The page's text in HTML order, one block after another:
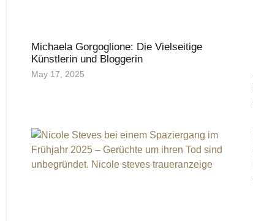
Michaela Gorgoglione: Die Vielseitige
Künstlerin und Bloggerin
May 17, 2025